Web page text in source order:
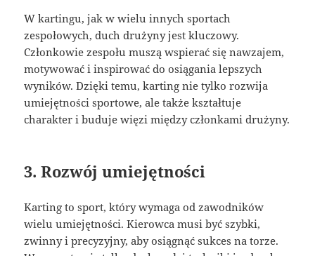
W kartingu, jak w wielu innych sportach
zespołowych, duch drużyny jest kluczowy.
Członkowie zespołu muszą wspierać się nawzajem,
motywować i inspirować do osiągania lepszych
wyników. Dzięki temu, karting nie tylko rozwija
umiejętności sportowe, ale także kształtuje
charakter i buduje więzi między członkami drużyny.
3. Rozwój umiejętności
Karting to sport, który wymaga od zawodników
wielu umiejętności. Kierowca musi być szybki,
zwinny i precyzyjny, aby osiągnąć sukces na torze.